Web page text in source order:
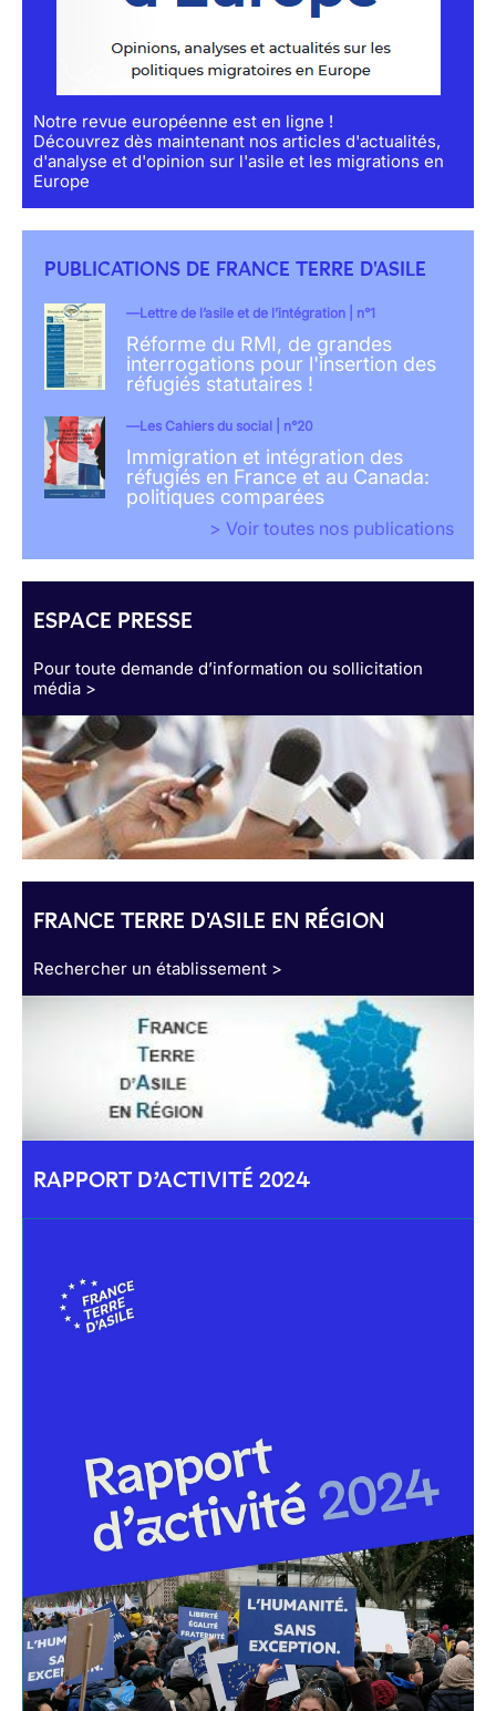
Notre revue européenne est en ligne !
Découvrez dès maintenant nos articles d'actualités,
d'analyse et d'opinion sur l'asile et les migrations en
Europe
PUBLICATIONS DE FRANCE TERRE D'ASILE
Lettre de l’asile et de l’intégration | n°1
Réforme du RMI, de grandes
interrogations pour l'insertion des
réfugiés statutaires !
Les Cahiers du social | n°20
Immigration et intégration des
réfugiés en France et au Canada:
politiques comparées
> Voir toutes nos publications
ESPACE PRESSE
Pour toute demande d’information ou sollicitation
média >
FRANCE TERRE D'ASILE EN RÉGION
Rechercher un établissement >
RAPPORT D’ACTIVITÉ 2024